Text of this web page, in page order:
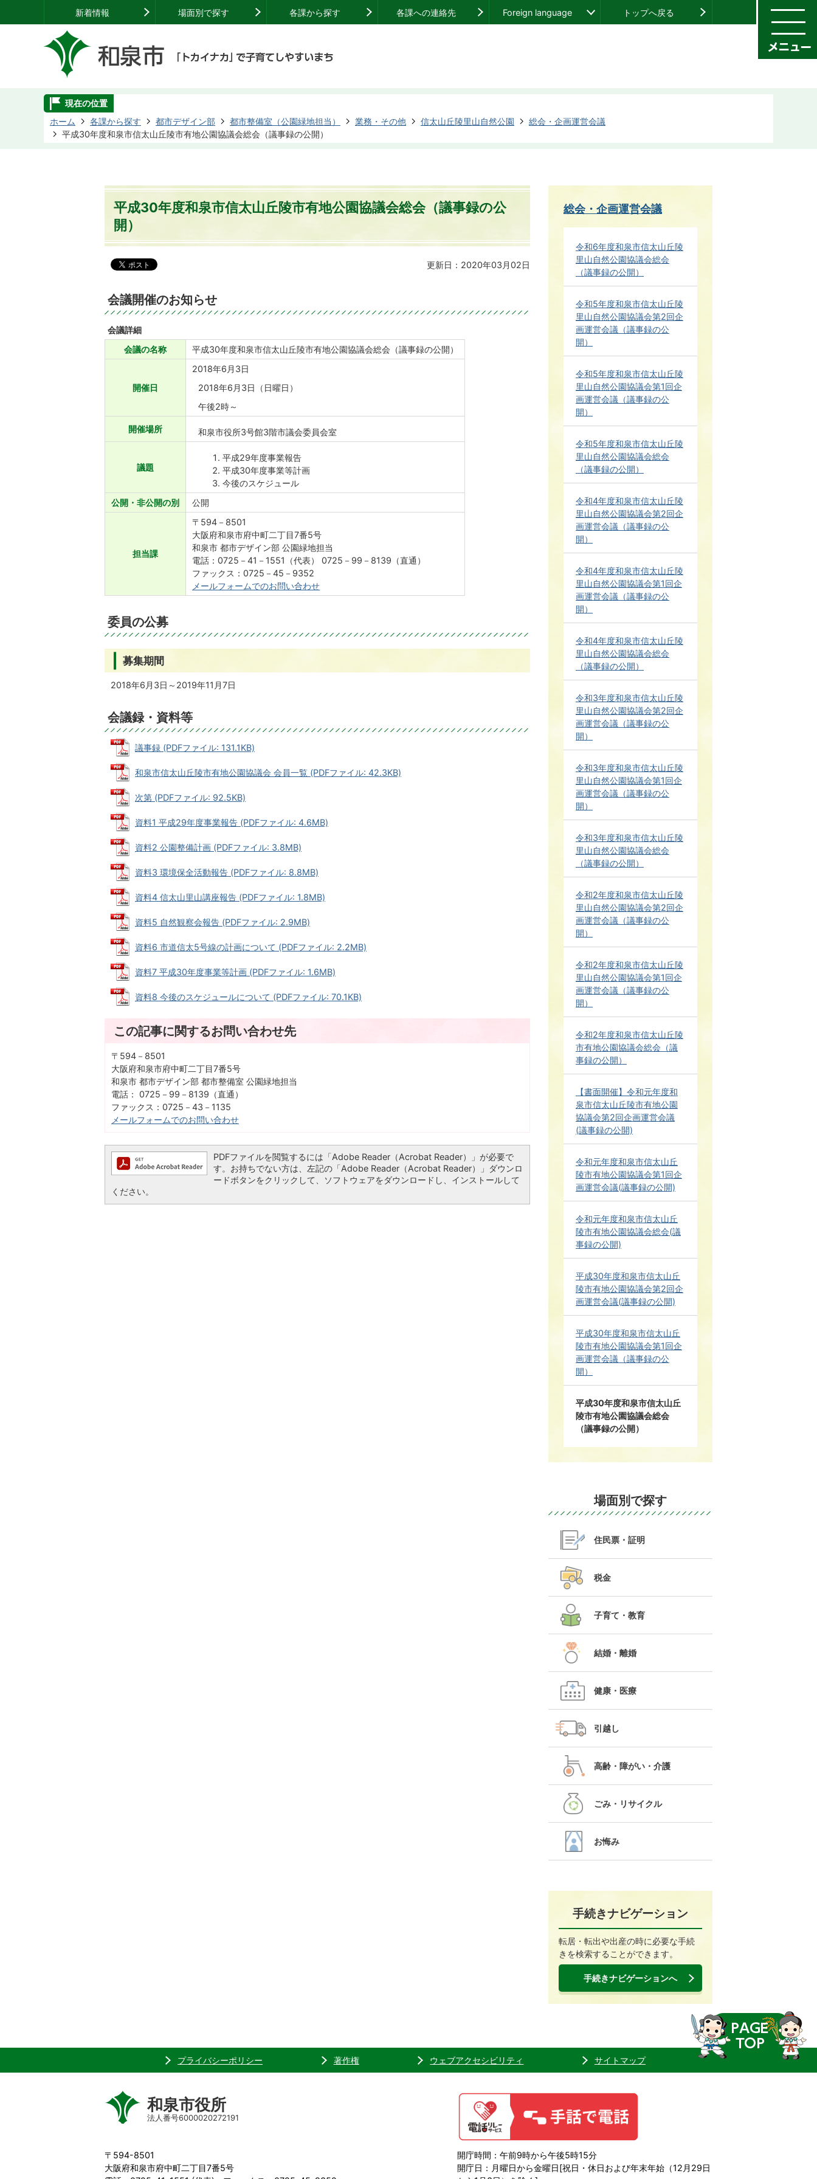
新着情報 場面別で探す 各課から探す 各課への連絡先 Foreign language トップへ戻る
現在の位置
ホーム
各課から探す 都市デザイン部 都市整備室（公園緑地担当） 業務・その他 信太山丘陵里山自然公園
総会・企画運営会議
平成30年度和泉市信太山丘陵市有地公園協議会総会（議事録の公開）
平成30年度和泉市信太山丘陵市有地公園協議会総会（議事録の公
開）
更新日：2020年03月02日
会議開催のお知らせ
会議詳細
会議の名称
平成30年度和泉市信太山丘陵市有地公園協議会総会（議事録の公開）
開催日
2018年6月3日
2018年6月3日（日曜日）
午後2時～
開催場所 和泉市役所3号館3階市議会委員会室
議題
平成29年度事業報告
平成30年度事業等計画
今後のスケジュール
公開・非公開の別
公開
担当課
〒594－8501
大阪府和泉市府中町二丁目7番5号
和泉市 都市デザイン部 公園緑地担当
電話：0725－41－1551（代表） 0725－99－8139（直通）
ファックス：0725－45－9352
メールフォームでのお問い合わせ
委員の公募
募集期間
2018年6月3日～2019年11月7日
会議録・資料等
議事録 (PDFファイル: 131.1KB)
和泉市信太山丘陵市有地公園協議会 会員一覧 (PDFファイル: 42.3KB)
次第 (PDFファイル: 92.5KB)
資料1 平成29年度事業報告 (PDFファイル: 4.6MB)
資料2 公園整備計画 (PDFファイル: 3.8MB)
資料3 環境保全活動報告 (PDFファイル: 8.8MB)
資料4 信太山里山講座報告 (PDFファイル: 1.8MB)
資料5 自然観察会報告 (PDFファイル: 2.9MB)
資料6 市道信太5号線の計画について (PDFファイル: 2.2MB)
資料7 平成30年度事業等計画 (PDFファイル: 1.6MB)
資料8 今後のスケジュールについて (PDFファイル: 70.1KB)
この記事に関するお問い合わせ先
〒594－8501
大阪府和泉市府中町二丁目7番5号
和泉市 都市デザイン部 都市整備室 公園緑地担当
電話： 0725－99－8139（直通）
ファックス：0725－43－1135
メールフォームでのお問い合わせ
PDFファイルを閲覧するには「Adobe Reader（Acrobat Reader）」が必要で
す。お持ちでない方は、左記の「Adobe Reader（Acrobat Reader）」ダウンロ
ードボタンをクリックして、ソフトウェアをダウンロードし、インストールして
ください。
総会・企画運営会議
令和6年度和泉市信太山丘陵
里山自然公園協議会総会
（議事録の公開）
令和5年度和泉市信太山丘陵
里山自然公園協議会第2回企
画運営会議（議事録の公
開）
令和5年度和泉市信太山丘陵
里山自然公園協議会第1回企
画運営会議（議事録の公
開）
令和5年度和泉市信太山丘陵
里山自然公園協議会総会
（議事録の公開）
令和4年度和泉市信太山丘陵
里山自然公園協議会第2回企
画運営会議（議事録の公
開）
令和4年度和泉市信太山丘陵
里山自然公園協議会第1回企
画運営会議（議事録の公
開）
令和4年度和泉市信太山丘陵
里山自然公園協議会総会
（議事録の公開）
令和3年度和泉市信太山丘陵
里山自然公園協議会第2回企
画運営会議（議事録の公
開）
令和3年度和泉市信太山丘陵
里山自然公園協議会第1回企
画運営会議（議事録の公
開）
令和3年度和泉市信太山丘陵
里山自然公園協議会総会
（議事録の公開）
令和2年度和泉市信太山丘陵
里山自然公園協議会第2回企
画運営会議（議事録の公
開）
令和2年度和泉市信太山丘陵
里山自然公園協議会第1回企
画運営会議（議事録の公
開）
令和2年度和泉市信太山丘陵
市有地公園協議会総会（議
事録の公開）
【書面開催】令和元年度和
泉市信太山丘陵市有地公園
協議会第2回企画運営会議
(議事録の公開)
令和元年度和泉市信太山丘
陵市有地公園協議会第1回企
画運営会議(議事録の公開)
令和元年度和泉市信太山丘
陵市有地公園協議会総会(議
事録の公開)
平成30年度和泉市信太山丘
陵市有地公園協議会第2回企
画運営会議(議事録の公開)
平成30年度和泉市信太山丘
陵市有地公園協議会第1回企
画運営会議（議事録の公
開）
平成30年度和泉市信太山丘
陵市有地公園協議会総会
（議事録の公開）
場面別で探す
住民票・証明
税金
子育て・教育
結婚・離婚
健康・医療
引越し
高齢・障がい・介護
ごみ・リサイクル
お悔み
手続きナビゲーション
転居・転出や出産の時に必要な手続
きを検索することができます。
手続きナビゲーションへ
プライバシーポリシー 著作権 ウェブアクセシビリティ サイトマップ
和泉市役所
法人番号6000020272191
〒594-8501
大阪府和泉市府中町二丁目7番5号
開庁時間：午前9時から午後5時15分
開庁日：月曜日から金曜日[祝日・休日および年末年始（12月29日